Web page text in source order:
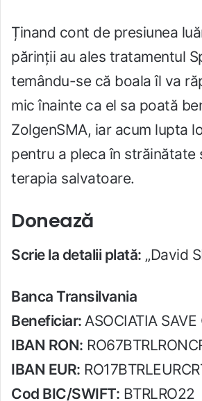
Ținand cont de presiunea
părinții au ales tratamentul
temându-se că boala îl va
mic înainte ca el sa poată
ZolgenSMA, iar acum lupta
pentru a pleca în străinătate
terapia salvatoare.
Donează
Scrie la detalii plată: „David
Banca Transilvania
Beneficiar: ASOCIATIA
IBAN RON:
IBAN EUR:
Cod BIC/SWIFT: BTRLRO22